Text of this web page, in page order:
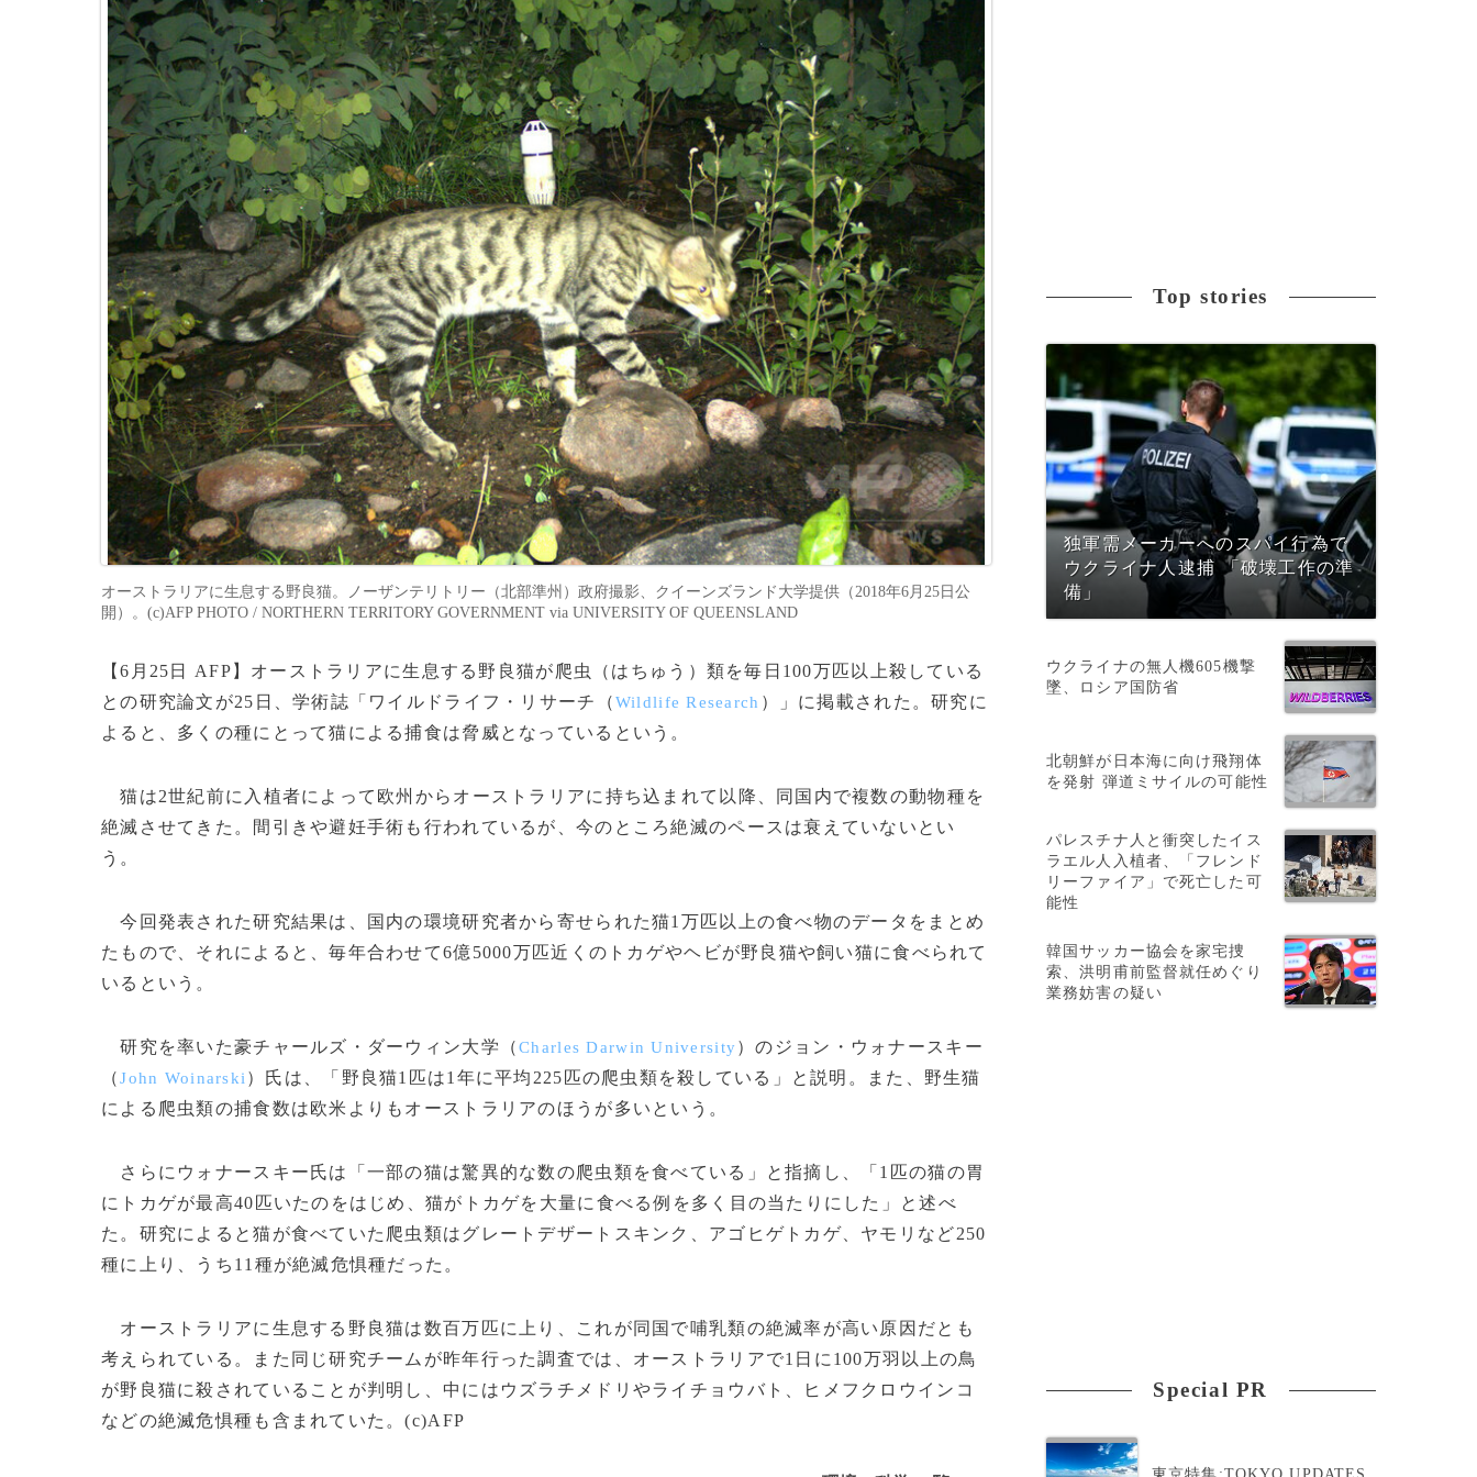
オーストラリアに生息する野良猫。ノーザンテリトリー（北部準州）政府撮影、クイーンズランド大学提供（2018年6月25日公
開）。(c)AFP PHOTO / NORTHERN TERRITORY GOVERNMENT via UNIVERSITY OF QUEENSLAND
【6月25日 AFP】オーストラリアに生息する野良猫が爬虫（はちゅう）類を毎日100万匹以上殺している
との研究論文が25日、学術誌「ワイルドライフ・リサーチ（Wildlife Research ）」に掲載された。研究に
よると、多くの種にとって猫による捕食は脅威となっているという。
猫は2世紀前に入植者によって欧州からオーストラリアに持ち込まれて以降、同国内で複数の動物種を
絶滅させてきた。間引きや避妊手術も行われているが、今のところ絶滅のペースは衰えていないとい
う。
今回発表された研究結果は、国内の環境研究者から寄せられた猫1万匹以上の食べ物のデータをまとめ
たもので、それによると、毎年合わせて6億5000万匹近くのトカゲやヘビが野良猫や飼い猫に食べられて
いるという。
研究を率いた豪チャールズ・ダーウィン大学（Charles Darwin University）のジョン・ウォナースキー
（John Woinarski ）氏は、「野良猫1匹は1年に平均225匹の爬虫類を殺している」と説明。また、野生猫
による爬虫類の捕食数は欧米よりもオーストラリアのほうが多いという。
さらにウォナースキー氏は「一部の猫は驚異的な数の爬虫類を食べている」と指摘し、「1匹の猫の胃
にトカゲが最高40匹いたのをはじめ、猫がトカゲを大量に食べる例を多く目の当たりにした」と述べ
た。研究によると猫が食べていた爬虫類はグレートデザートスキンク、アゴヒゲトカゲ、ヤモリなど250
種に上り、うち11種が絶滅危惧種だった。
オーストラリアに生息する野良猫は数百万匹に上り、これが同国で哺乳類の絶滅率が高い原因だとも
考えられている。また同じ研究チームが昨年行った調査では、オーストラリアで1日に100万羽以上の鳥
が野良猫に殺されていることが判明し、中にはウズラチメドリやライチョウバト、ヒメフクロウインコ
などの絶滅危惧種も含まれていた。(c)AFP
Top stories
独軍需メーカーへのスパイ行為で
ウクライナ人逮捕 「破壊工作の準
備」
ウクライナの無人機605機撃
墜、ロシア国防省
北朝鮮が日本海に向け飛翔体
を発射 弾道ミサイルの可能性
パレスチナ人と衝突したイス
ラエル人入植者、「フレンド
リーファイア」で死亡した可
能性
韓国サッカー協会を家宅捜
索、洪明甫前監督就任めぐり
業務妨害の疑い
Special PR
東京特集:TOKYO UPDATES